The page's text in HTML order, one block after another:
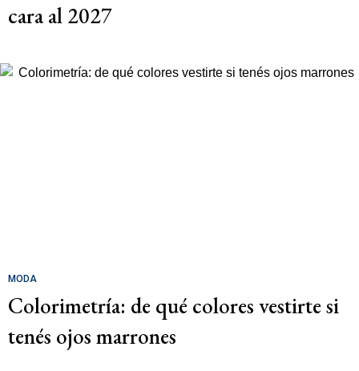
cara al 2027
MODA
Colorimetría: de qué colores vestirte si
tenés ojos marrones